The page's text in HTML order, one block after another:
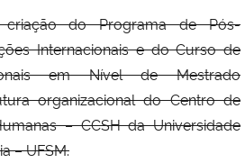
do Programa de Pós-
Internacionais e do Curso de
em Nível de Mestrado
organizacional do Centro de
– CCSH da Universidade
– UFSM.